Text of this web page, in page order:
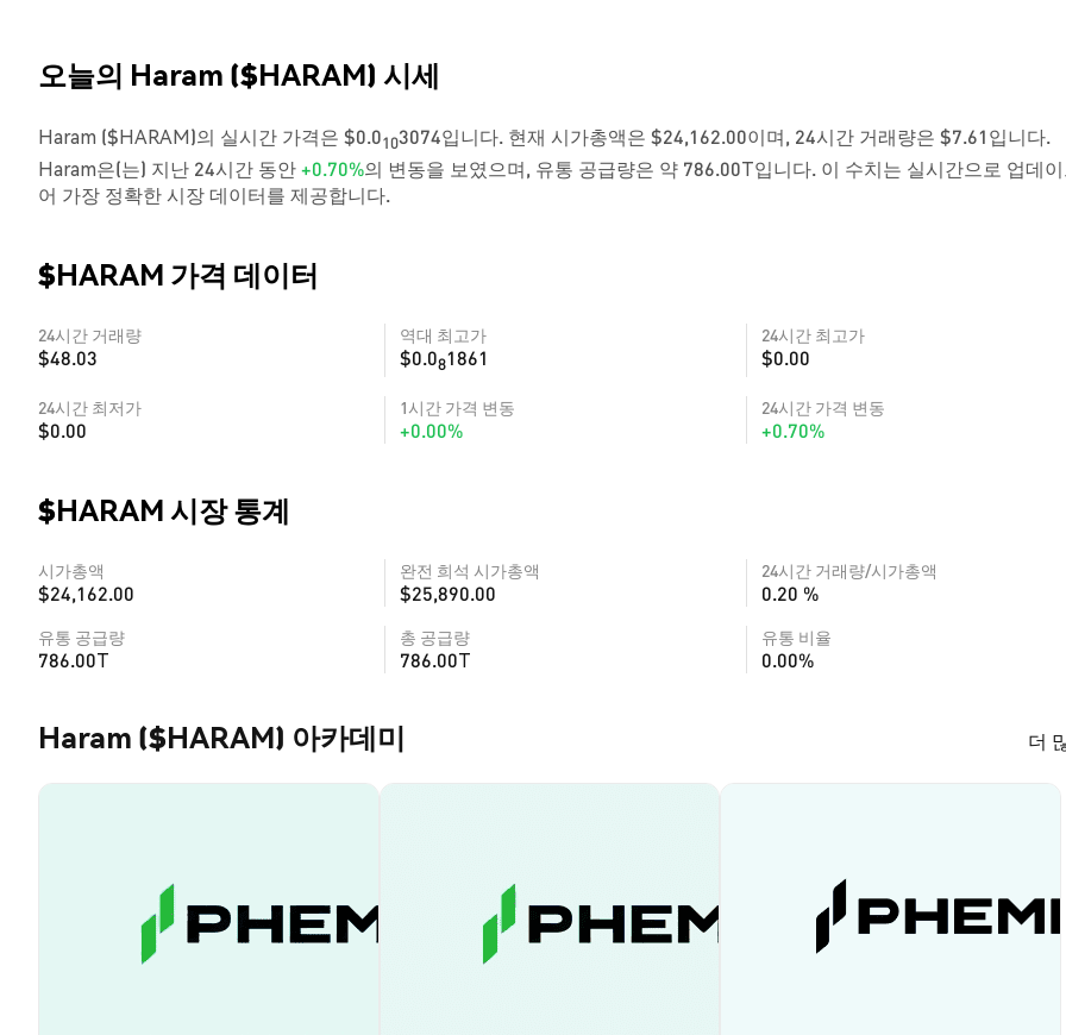
오늘의 Haram ($HARAM) 시세
Haram ($HARAM)의 실시간 가격은 $0.0103074입니다. 현재 시가총액은 $24,162.00이며, 24시간 거래량은 $7.61입니다.
Haram은(는) 지난 24시간 동안+0.70%의 변동을 보였으며, 유통 공급량은 약 786.00T입니다. 이 수치는 실시간으로 업데
어 가장 정확한 시장 데이터를 제공합니다.
$HARAM 가격 데이터
24시간 거래량
$48.03
역대 최고가
$0.081861
24시간 최고가
$0.00
24시간 최저가
$0.00
1시간 가격 변동
+0.00%
24시간 가격 변동
+0.70%
$HARAM 시장 통계
시가총액
$24,162.00
완전 희석 시가총액
$25,890.00
24시간 거래량/시가총액
0.20 %
유통 공급량
786.00T
총 공급량
786.00T
유통 비율
0.00%
Haram ($HARAM) 아카데미 더